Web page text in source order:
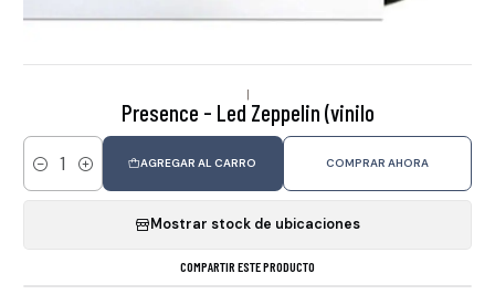
|
Presence - Led Zeppelin (vinilo
Cantidad
AGREGAR AL CARRO COMPRAR AHORA
Mostrar stock de ubicaciones
COMPARTIR ESTE PRODUCTO